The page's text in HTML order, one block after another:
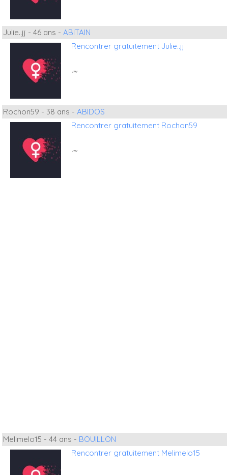
Julie..jj - 46 ans - ABITAIN
Rencontrer gratuitement Julie..jj
""
Rochon59 - 38 ans - ABIDOS
Rencontrer gratuitement Rochon59
""
Melimelo15 - 44 ans - BOUILLON
Rencontrer gratuitement Melimelo15